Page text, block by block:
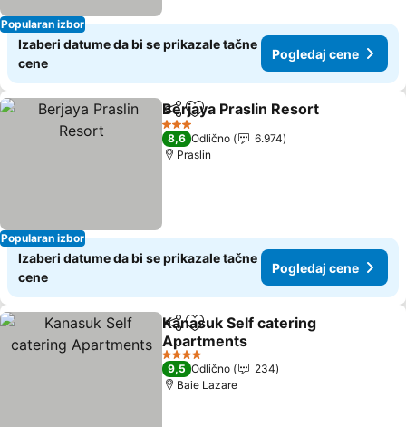
Popularan izbor
Izaberi datume da bi se prikazale tačne
cene
Pogledaj cene
Popularan izbor
Deli Dodati u favorite
Berjaya Praslin Resort
3 Zvezdice
8,6 Odlično
6.974
Praslin
Izaberi datume da bi se prikazale tačne
cene
Pogledaj cene
Deli Dodati u favorite
Kanasuk Self catering
Apartments
4 Zvezdice
9,5 Odlično
234
Baie Lazare